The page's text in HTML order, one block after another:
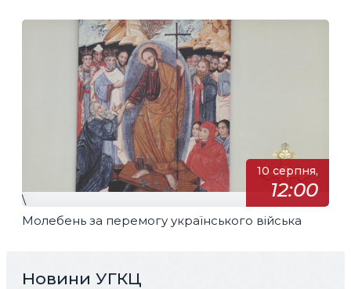
10 серпня,
12:00
\
Молебень за перемогу українського війська
Новини УГКЦ